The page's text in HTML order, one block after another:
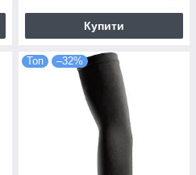
Купити
Топ –32%